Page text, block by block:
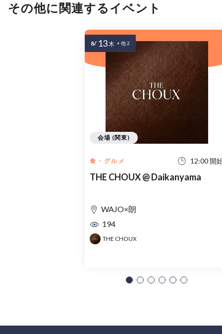
その他に関連するイベント
食・グルメ 12:00 開
THE CHOUX @ Daikanyama
WAJO×朗
194
THE CHOUX
会場 (関東)
8/ 13木 + 他 2